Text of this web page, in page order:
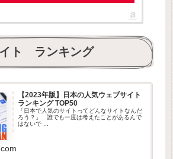
ト ランキング
【2023年版】日本の人気ウェブサイト
ランキング TOP50
「日本で人気のサイトってどんなサイトなんだ
ろう？」 誰でも一度は考えたことがあるんで
はないで ...